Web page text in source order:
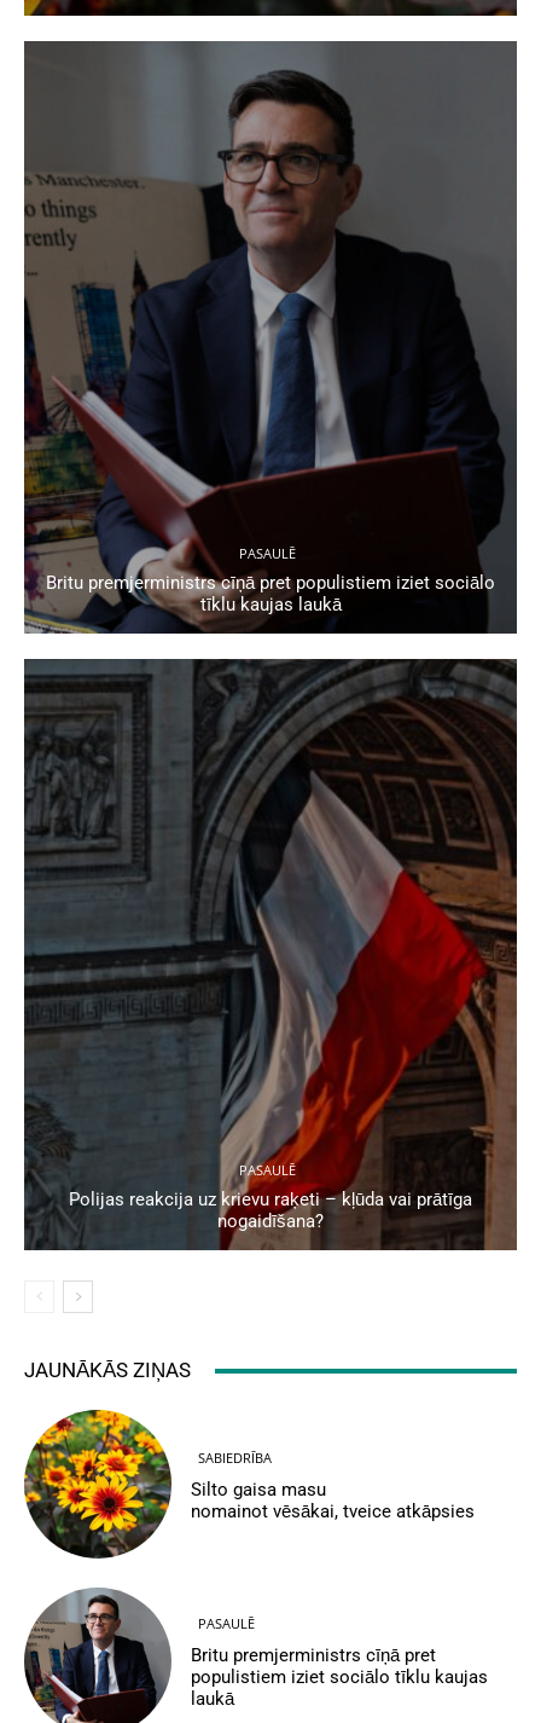
PASAULĒ
Britu premjerministrs cīņā pret populistiem iziet sociālo
tīklu kaujas laukā
PASAULĒ
Polijas reakcija uz krievu raķeti – kļūda vai prātīga
nogaidīšana?
JAUNĀKĀS ZIŅAS
SABIEDRĪBA
Silto gaisa masu
nomainot vēsākai, tveice atkāpsies
PASAULĒ
Britu premjerministrs cīņā pret
populistiem iziet sociālo tīklu kaujas
laukā